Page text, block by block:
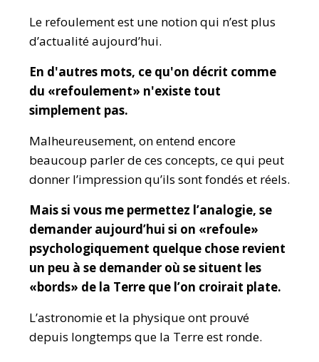
Le refoulement est une notion qui n’est plus
d’actualité aujourd’hui.
En d'autres mots, ce qu'on décrit comme
du «refoulement» n'existe tout
simplement pas.
Malheureusement, on entend encore
beaucoup parler de ces concepts, ce qui peut
donner l’impression qu’ils sont fondés et réels.
Mais si vous me permettez l’analogie, se
demander aujourd’hui si on «refoule»
psychologiquement quelque chose revient
un peu à se demander où se situent les
«bords» de la Terre que l’on croirait plate.
L’astronomie et la physique ont prouvé
depuis longtemps que la Terre est ronde.